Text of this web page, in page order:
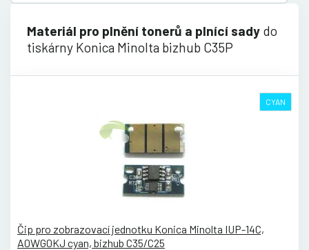
Materiál pro plnění tonerů a plnící sady do
tiskárny Konica Minolta bizhub C35P
CYAN
Čip pro zobrazovací jednotku Konica Minolta IUP-14C,
A0WG0KJ cyan, bizhub C35/C25